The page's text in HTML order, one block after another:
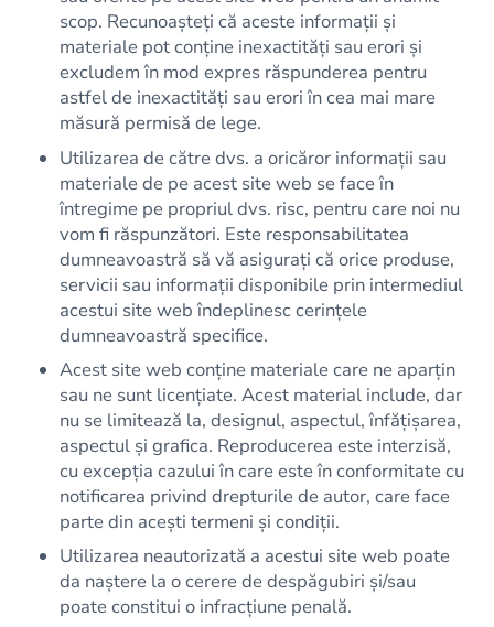
scop. Recunoașteți că aceste informații și
materiale pot conține inexactități sau erori și
excludem în mod expres răspunderea pentru
astfel de inexactități sau erori în cea mai mare
măsură permisă de lege.
Utilizarea de către dvs. a oricăror informații sau
materiale de pe acest site web se face în
întregime pe propriul dvs. risc, pentru care noi nu
vom fi răspunzători. Este responsabilitatea
dumneavoastră să vă asigurați că orice produse,
servicii sau informații disponibile prin intermediul
acestui site web îndeplinesc cerințele
dumneavoastră specifice.
Acest site web conține materiale care ne aparțin
sau ne sunt licențiate. Acest material include, dar
nu se limitează la, designul, aspectul, înfățișarea,
aspectul și grafica. Reproducerea este interzisă,
cu excepția cazului în care este în conformitate cu
notificarea privind drepturile de autor, care face
parte din acești termeni și condiții.
Utilizarea neautorizată a acestui site web poate
da naștere la o cerere de despăgubiri și/sau
poate constitui o infracțiune penală.